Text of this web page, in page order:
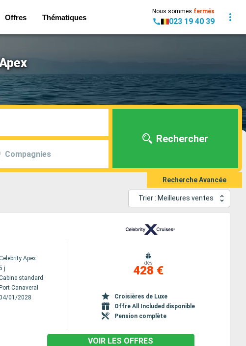
Offres Thématiques
Nous sommes fermés
023 19 40 39
Compagnies
Rechercher
Recherche Avancée
Trier : Meilleures ventes
Apex
j
standard
Port Canaveral
01/2028
dès
428 €
Croisières de Luxe
Offre All Included disponible
Pension complète
VOIR LES OFFRES